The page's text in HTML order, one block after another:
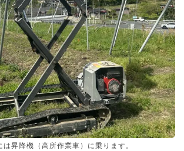
昇降機（高所作業車）に乗ります。